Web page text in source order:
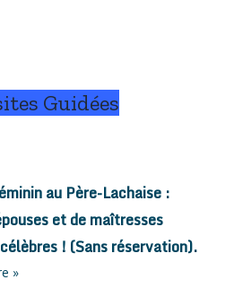
Guidées
au Père-Lachaise :
et de maîtresses
! (Sans réservation).
»